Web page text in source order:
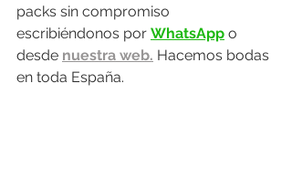
packs sin compromiso
escribiéndonos por WhatsApp o
desde nuestra web. Hacemos bodas
en toda España.